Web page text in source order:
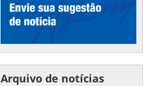
Arquivo de notícias